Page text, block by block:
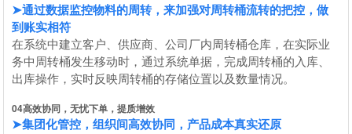
➤通过数据监控物料的周转，来加强对周转桶流转的把控，做
到账实相符
在系统中建立客户、供应商、公司厂内周转桶仓库，在实际业
务中周转桶发生移动时，通过系统单据，完成周转桶的入库、
出库操作，实时反映周转桶的存储位置以及数量情况。
04高效协同，无忧下单，提质增效
➤集团化管控，组织间高效协同，产品成本真实还原